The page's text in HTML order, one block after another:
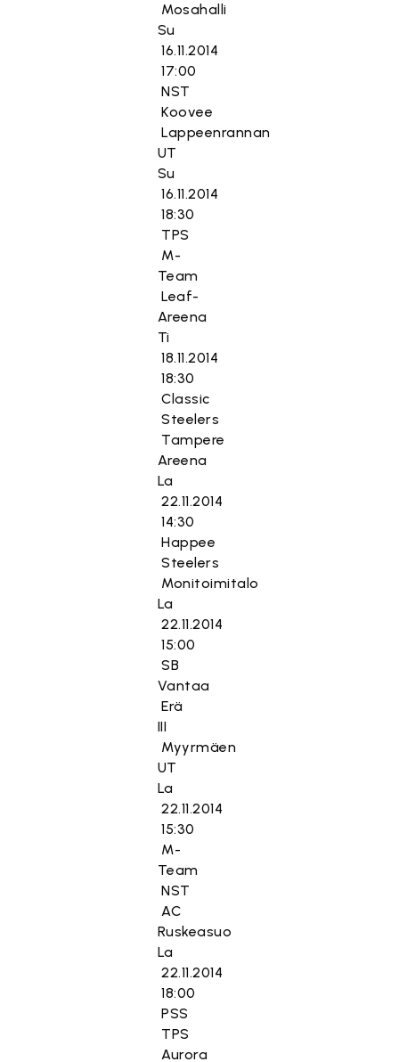
Mosahalli
Su
16.11.2014
17:00
NST
Koovee
Lappeenrannan
UT
Su
16.11.2014
18:30
TPS
M-
Team
Leaf-
Areena
Ti
18.11.2014
18:30
Classic
Steelers
Tampere
Areena
La
22.11.2014
14:30
Happee
Steelers
Monitoimitalo
La
22.11.2014
15:00
SB
Vantaa
Erä
III
Myyrmäen
UT
La
22.11.2014
15:30
M-
Team
NST
AC
Ruskeasuo
La
22.11.2014
18:00
PSS
TPS
Aurora